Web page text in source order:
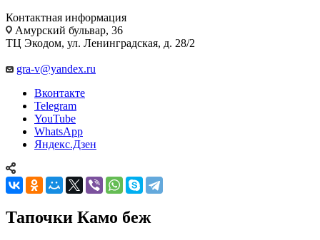
Контактная информация
Амурский бульвар, 36
ТЦ Экодом, ул. Ленинградская, д. 28/2
gra-v@yandex.ru
Вконтакте
Telegram
YouTube
WhatsApp
Яндекс.Дзен
Тапочки Камо беж